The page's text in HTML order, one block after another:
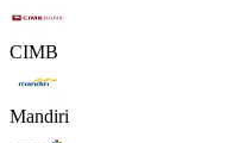
CIMB
Mandiri